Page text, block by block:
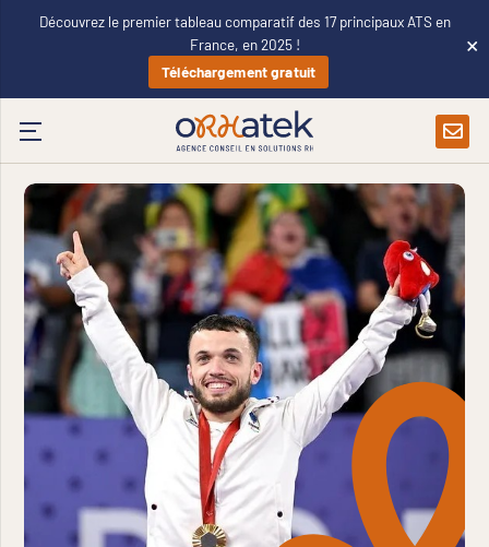
Découvrez le premier tableau comparatif des 17 principaux ATS en
France, en 2025 !
Téléchargement gratuit
×